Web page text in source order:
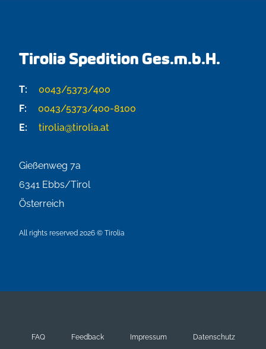
Tirolia Spedition Ges.m.b.H.
T:
0043/5373/400
F:
0043/5373/400-8100
E:
tirolia@tirolia.at
Gießenweg 7a
6341 Ebbs/Tirol
Österreich
All rights reserved 2026 © Tirolia
FAQ Feedback Impressum Datenschutz